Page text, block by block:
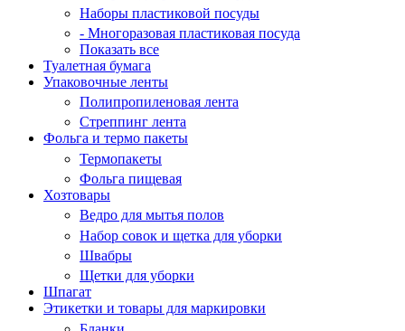
Наборы пластиковой посуды
- Многоразовая пластиковая посуда
Показать все
Туалетная бумага
Упаковочные ленты
Полипропиленовая лента
Стреппинг лента
Фольга и термо пакеты
Термопакеты
Фольга пищевая
Хозтовары
Ведро для мытья полов
Набор совок и щетка для уборки
Швабры
Щетки для уборки
Шпагат
Этикетки и товары для маркировки